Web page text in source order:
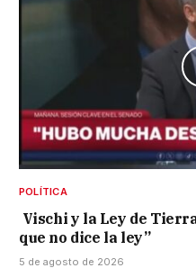
POLÍTICA
Vischi y la Ley de
que no dice la ley”
5 de agosto de 2026